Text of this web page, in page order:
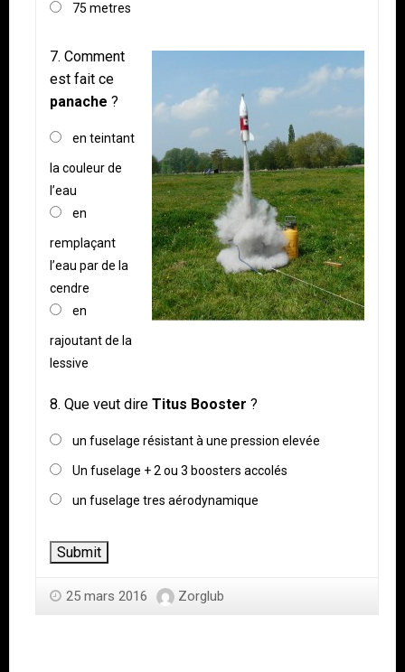
75 metres
7. Comment
est fait ce
panache ?
en teintant
la couleur de
l’eau
en
remplaçant
l’eau par de la
cendre
en
rajoutant de la
lessive
8. Que veut dire Titus Booster ?
un fuselage résistant à une pression elevée
Un fuselage + 2 ou 3 boosters accolés
un fuselage tres aérodynamique
25 mars 2016 Zorglub